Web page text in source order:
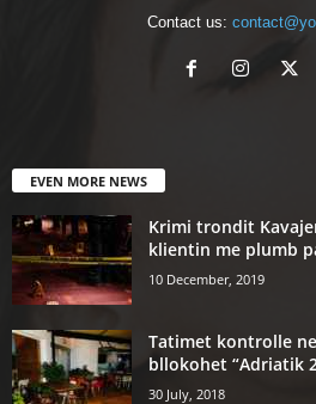
Contact us:
EVEN MORE NEWS
Krimi trondit
klientin me plumb
10 December, 2019
Tatimet kontrolle
bllokohet “Adriatik
30 July, 2018